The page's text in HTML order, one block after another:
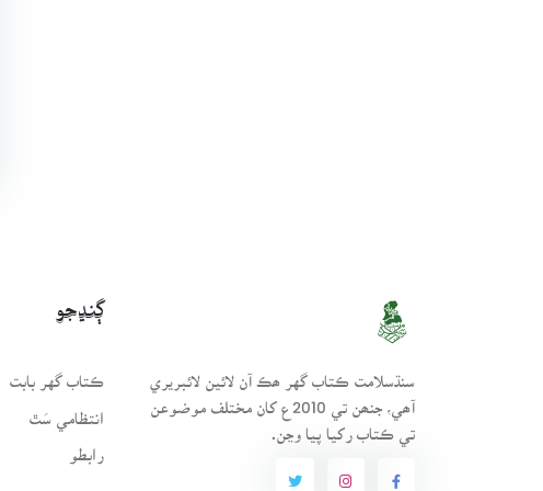
سنڌسلامت ڪتاب گهر ھڪ آن لائين لائبريري
آھي، جنھن تي 2010ع کان مختلف موضوعن
تي ڪتاب رکيا پيا وڃن.
ڳنڍجو
ڪتاب گهر بابت
انتظامي سَٿ
رابطو